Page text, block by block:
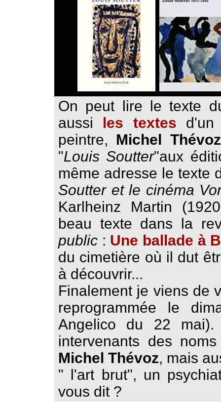
On peut lire le texte
aussi les textes d'un
peintre, Michel Thévoz
"Louis Soutter"aux
même adresse le texte
Soutter et le cinéma
Karlheinz Martin
beau texte dans la
public : Une ballade à
du cimetière où il dut
à découvrir...
Finalement je viens de
reprogrammée le
Angelico du 22
intervenants des
Michel Thévoz, mais
" l'art brut", un
vous dit ?